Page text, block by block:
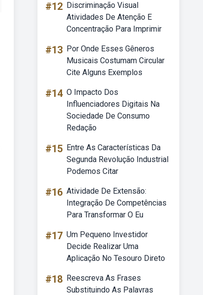
#12 Discriminação Visual
Atividades De Atenção E
Concentração Para Imprimir
#13 Por Onde Esses Gêneros
Musicais Costumam Circular
Cite Alguns Exemplos
#14 O Impacto Dos
Influenciadores Digitais Na
Sociedade De Consumo
Redação
#15 Entre As Características Da
Segunda Revolução Industrial
Podemos Citar
#16 Atividade De Extensão:
Integração De Competências
Para Transformar O Eu
#17 Um Pequeno Investidor
Decide Realizar Uma
Aplicação No Tesouro Direto
#18 Reescreva As Frases
Substituindo As Palavras